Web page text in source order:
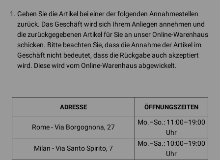
Geben Sie die Artikel bei einer der folgenden Annahmestellen
zurück. Das Geschäft wird sich Ihrem Anliegen annehmen und
die zurückgegebenen Artikel für Sie an unser Online-Warenhaus
schicken. Bitte beachten Sie, dass die Annahme der Artikel im
Geschäft nicht bedeutet, dass die Rückgabe auch akzeptiert
wird. Diese wird vom Online-Warenhaus abgewickelt.
ADRESSE ÖFFNUNGSZEITEN
Rome - Via Borgognona, 27
Mo.–So.: 11:00–19:00
Uhr
Milan - Via Santo Spirito, 7
Mo.–Sa.: 10:00–19:00
Uhr